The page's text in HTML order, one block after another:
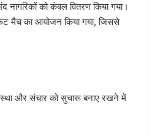
को कंबल वितरण किया गया।
मैच का आयोजन किया गया, जिससे
और संचार को सुचारू बनाए रखने में